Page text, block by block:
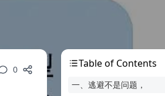
0 Table of Contents
一、逃避不是问题，